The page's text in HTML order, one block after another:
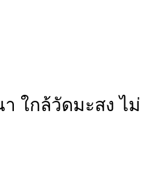
ใกล้วัดมะสง ไม่